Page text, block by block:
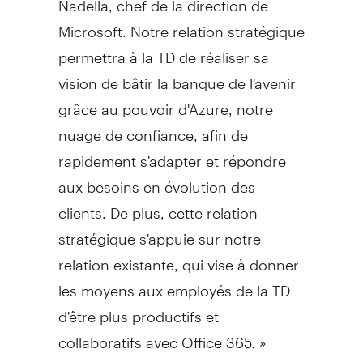
Microsoft. Notre relation stratégique
permettra à la TD de réaliser sa
vision de bâtir la banque de l'avenir
grâce au pouvoir d'Azure, notre
nuage de confiance, afin de
rapidement s'adapter et répondre
aux besoins en évolution des
clients. De plus, cette relation
stratégique s'appuie sur notre
relation existante, qui vise à donner
les moyens aux employés de la TD
d'être plus productifs et
collaboratifs avec Office 365. »